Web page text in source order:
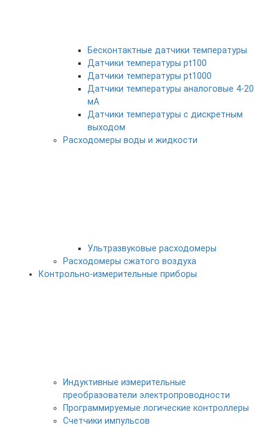
Бесконтактные датчики температуры
Датчики температуры pt100
Датчики температуры pt1000
Датчики температуры аналоговые 4-20
мА
Датчики температуры с дискретным
выходом
Расходомеры воды и жидкости
Ультразвуковые расходомеры
Расходомеры сжатого воздуха
Контрольно-измерительные приборы
Индуктивные измерительные
преобразователи электропроводности
Программируемые логические контроллеры
Счетчики импульсов